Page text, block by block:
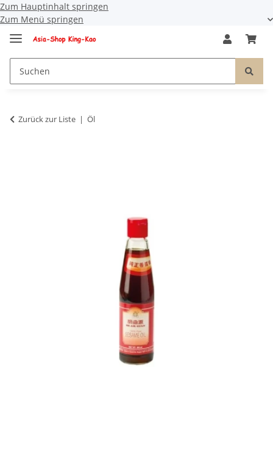
Zum Hauptinhalt springen
Zum Menü springen
Zurück zur Liste Öl